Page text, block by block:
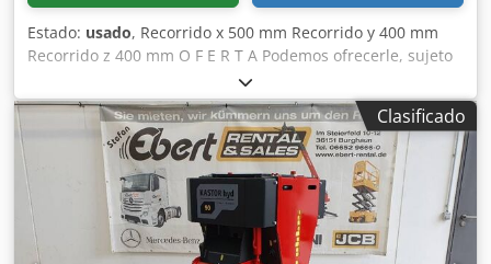
Estado: usado, Recorrido x 500 mm Recorrido y 400 mm
Recorrido z 400 mm O F E R T A Podemos ofrecerle, sujeto
a errores y venta previa, desde stock, sin compromiso:
DECKEL MAHO Fresadora universal CNC Modelo DMU 50 M
Año de fabricación 1998 _____ Área de trabajo: Recorrido
longitudinal eje X 500 mm Recorrido vertical eje Z 400 mm
Recorrido transversal eje Y 400 mm Eje C – Giro de mesa,
manual 360° Eje B – Inclinación de la mesa, manual °
Superficie de la mesa Ø 700 x 500 mm Rango de
inclinación de la mesa ° Giro de la mesa 360° Peso máximo
Clasificado